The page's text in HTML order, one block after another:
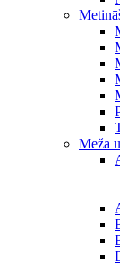
Meža